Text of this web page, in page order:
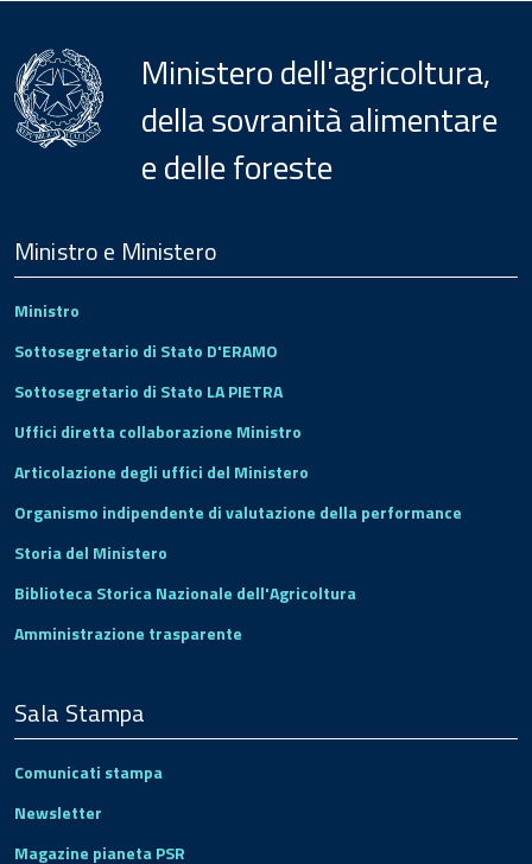
Ministero dell'agricoltura,
della sovranità alimentare
e delle foreste
Footer
Ministro e Ministero
Ministro
Sottosegretario di Stato D'ERAMO
Sottosegretario di Stato LA PIETRA
Uffici diretta collaborazione Ministro
Articolazione degli uffici del Ministero
Organismo indipendente di valutazione della performance
Storia del Ministero
Biblioteca Storica Nazionale dell'Agricoltura
Amministrazione trasparente
Sala Stampa
Comunicati stampa
Newsletter
Magazine pianeta PSR